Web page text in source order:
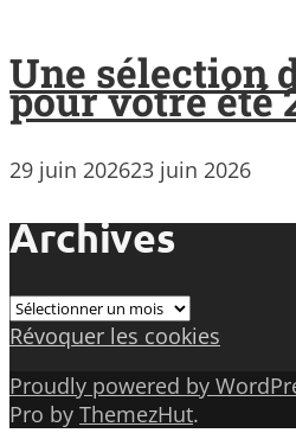
Une sélection
pour votre été
29 juin 202623 juin 2026
Archives
Archives
Révoquer les cookies
Proudly powered by
Pro by ThemezHut.